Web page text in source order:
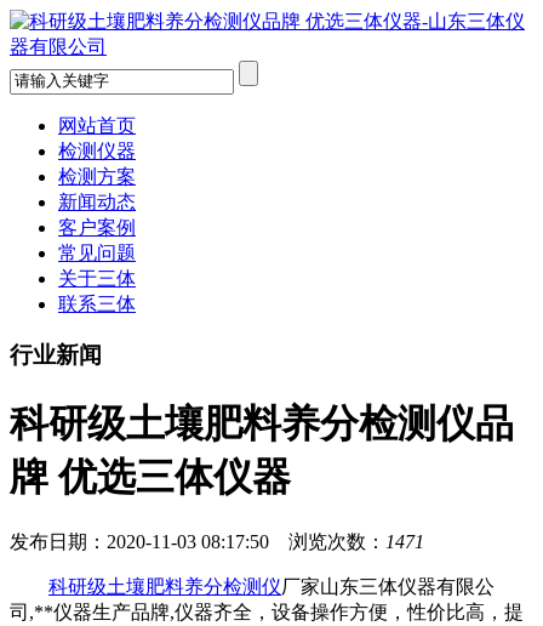
网站首页
检测仪器
检测方案
新闻动态
客户案例
常见问题
关于三体
联系三体
行业新闻
科研级土壤肥料养分检测仪品
牌 优选三体仪器
发布日期：2020-11-03 08:17:50 浏览次数： 1471
科研级土壤肥料养分检测仪厂家山东三体仪器有限公
司,**仪器生产品牌,仪器齐全，设备操作方便，性价比高，提